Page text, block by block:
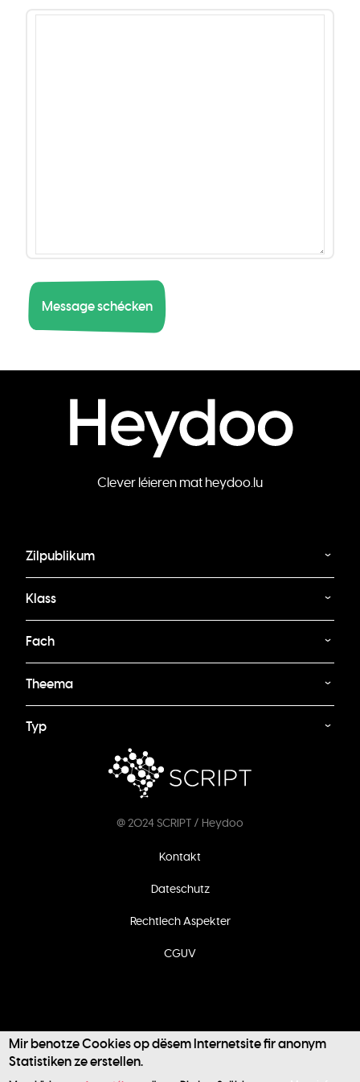
Clever léieren mat heydoo.lu
Zilpublikum
Klass
Fach
Theema
Typ
@ 2024 SCRIPT / Heydoo
Kontakt
Dateschutz
Rechtlech Aspekter
CGUV
Mir benotze Cookies op dësem Internetsite fir anonym
Statistiken ze erstellen.